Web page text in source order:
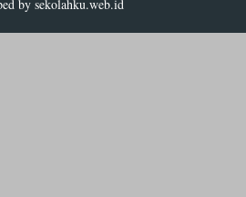
by sekolahku.web.id